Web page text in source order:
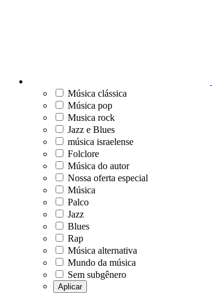
Música clássica
Música pop
Musica rock
Jazz e Blues
música israelense
Folclore
Música do autor
Nossa oferta especial
Música
Palco
Jazz
Blues
Rap
Música alternativa
Mundo da música
Sem subgênero
Aplicar